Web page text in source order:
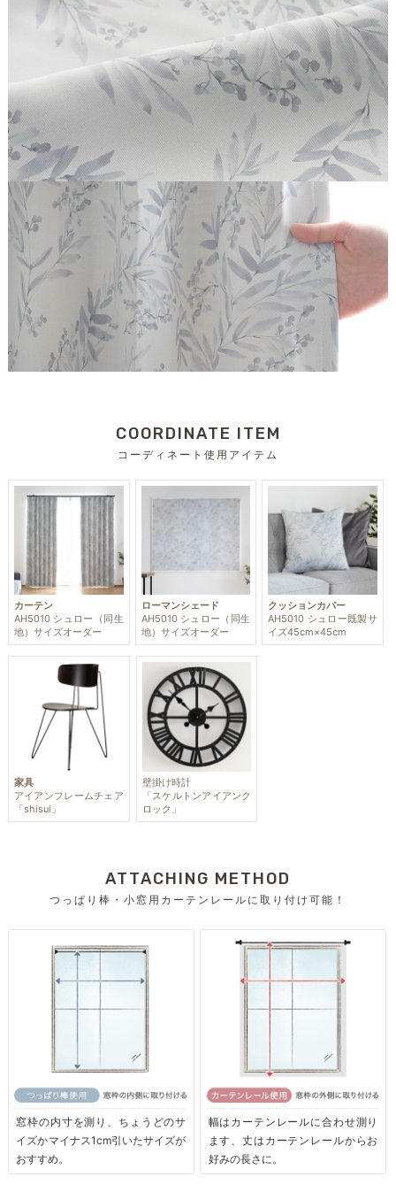
COORDINATE ITEM
コーディネート使用アイテム
カーテン
AH5010 シュロー（同生
地）サイズオーダー
ローマンシェード
AH5010 シュロー（同生
地）サイズオーダー
クッションカバー
AH5010 シュロー既製サ
イズ45cm×45cm
家具
アイアンフレームチェア
「shisui」
壁掛け時計
「スケルトンアイアンク
ロック」
ATTACHING METHOD
つっぱり棒・小窓用カーテンレールに取り付け可能！
窓枠の内寸を測り、ちょうどのサ
イズかマイナス1cm引いたサイズが
おすすめ。
幅はカーテンレールに合わせ測り
ます、丈はカーテンレールからお
好みの長さに。